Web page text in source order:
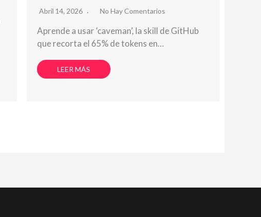
Abril 14, 2026 No Hay Comentarios
Aprende a usar ‘caveman’, la skill de GitHub
que recorta el 65% de tokens en…
LEER MÁS